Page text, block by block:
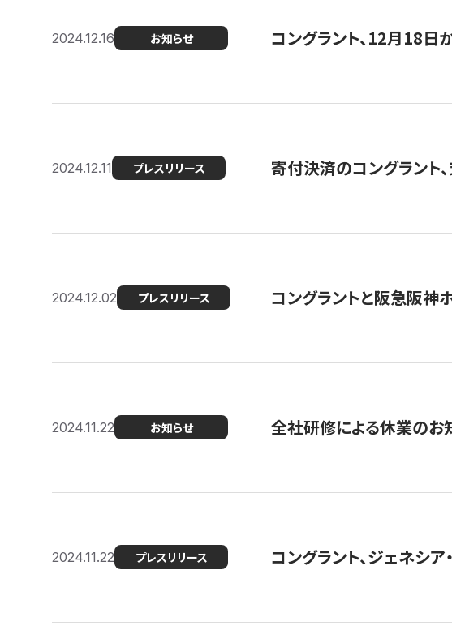
2024.12.16 お知らせ コングラント、12月18
2024.12.11 プレスリリース 寄付決済のコングラント
2024.12.02 プレスリリース コングラントと阪急阪神
2024.11.22 お知らせ 全社研修による休業のお
2024.11.22 プレスリリース コングラント、ジェネシ